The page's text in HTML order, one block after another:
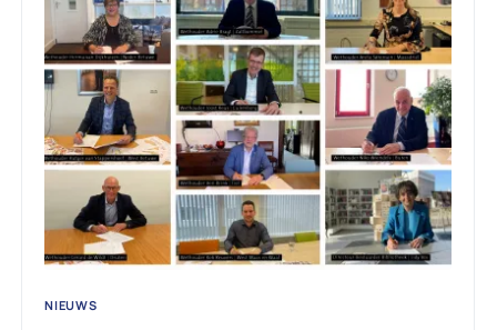
NIEUWS